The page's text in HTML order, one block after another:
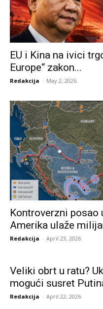
EU i Kina na ivici
Europe“ zakon...
Redakcija - May 2, 2026
Kontroverzni posao
Amerika ulaže
Redakcija - April 23, 2026
Veliki obrt u ratu?
mogući susret
Redakcija - April 22, 2026